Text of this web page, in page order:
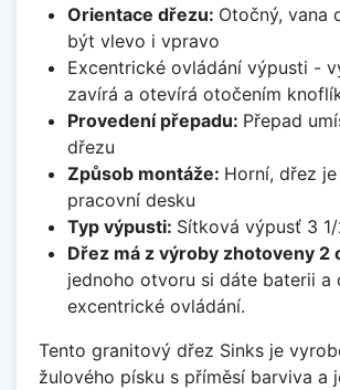
Orientace dřezu: Otočný, vana
být vlevo i vpravo
Excentrické ovládání výpusti -
zavírá a otevírá otočením
Provedení přepadu: Přepad
dřezu
Způsob montáže: Horní, dřez
pracovní desku
Typ výpusti: Sítková výpusť 3
Dřez má z výroby zhotoveny 2
jednoho otvoru si dáte baterii a
excentrické ovládání.
Tento granitový dřez Sinks je
žulového písku s příměsí barviva a